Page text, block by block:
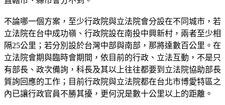
不論哪一個方案，至少行政院與立法院會分設在不同城市，若
立法院在台中成功嶺、行政院設在南投中興新村，兩者至少相
隔25公里；若分別設於台灣中部與南部，那將達數百公里。在
立法院會期與臨時會期間，依目前的行政、立法互動，不是只
有部長、政次備詢，科長及其以上往往都要到立法院協助部長
質詢回應的工作；目前行政院與立法院都在台北市博愛特區之
內已讓行政官員不勝其擾，更何況是數十公里以上的距離。